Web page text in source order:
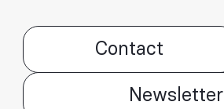
Contact
Newsletter